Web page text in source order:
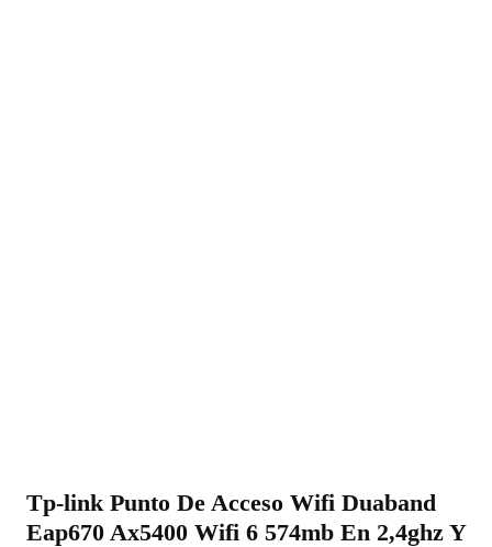
Tp-link Punto De Acceso Wifi Duaband
Eap670 Ax5400 Wifi 6 574mb En 2,4ghz Y